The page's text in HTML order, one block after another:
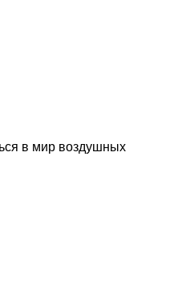
в мир воздушных